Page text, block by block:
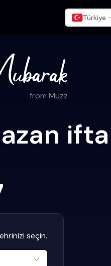
Türkiye
from Muzz
seçin.